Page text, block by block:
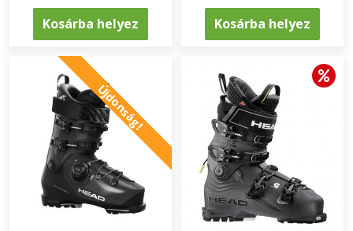
Kosárba helyez Kosárba helyez
Újdonság!